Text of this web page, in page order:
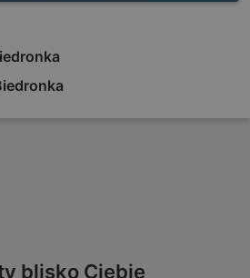
blisko Ciebie